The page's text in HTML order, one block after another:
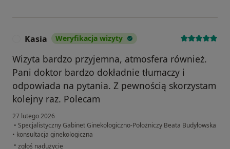
Kasia Weryfikacja wizyty
Wizyta bardzo przyjemna, atmosfera również.
Pani doktor bardzo dokładnie tłumaczy i
odpowiada na pytania. Z pewnością skorzystam
kolejny raz. Polecam
27 lutego 2026
• Specjalistyczny Gabinet Ginekologiczno-Położniczy Beata Budyłowska
• konsultacja ginekologiczna
• w opinii użytkownika Kasia
zgłoś nadużycie